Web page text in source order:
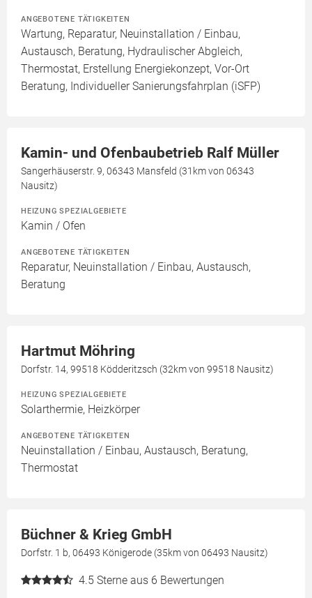
ANGEBOTENE TÄTIGKEITEN
Wartung, Reparatur, Neuinstallation / Einbau,
Austausch, Beratung, Hydraulischer Abgleich,
Thermostat, Erstellung Energiekonzept, Vor-Ort
Beratung, Individueller Sanierungsfahrplan (iSFP)
Kamin- und Ofenbaubetrieb Ralf Müller
Sangerhäuserstr. 9, 06343 Mansfeld (31km von 06343
Nausitz)
HEIZUNG SPEZIALGEBIETE
Kamin / Ofen
ANGEBOTENE TÄTIGKEITEN
Reparatur, Neuinstallation / Einbau, Austausch,
Beratung
Hartmut Möhring
Dorfstr. 14, 99518 Ködderitzsch (32km von 99518 Nausitz)
HEIZUNG SPEZIALGEBIETE
Solarthermie, Heizkörper
ANGEBOTENE TÄTIGKEITEN
Neuinstallation / Einbau, Austausch, Beratung,
Thermostat
Büchner & Krieg GmbH
Dorfstr. 1 b, 06493 Königerode (35km von 06493 Nausitz)
4.5 Sterne aus 6 Bewertungen